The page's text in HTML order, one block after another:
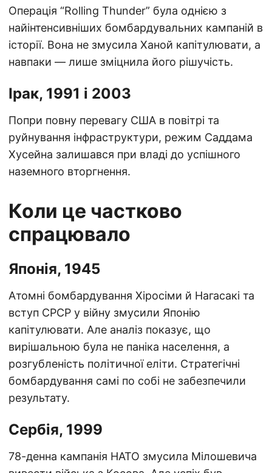
Операція “Rolling Thunder” була однією з
найінтенсивніших бомбардувальних кампаній в
історії. Вона не змусила Ханой капітулювати, а
навпаки — лише зміцнила його рішучість.
Ірак, 1991 і 2003
Попри повну перевагу США в повітрі та
руйнування інфраструктури, режим Саддама
Хусейна залишався при владі до успішного
наземного вторгнення.
Коли це частково
спрацювало
Японія, 1945
Атомні бомбардування Хіросіми й Нагасакі та
вступ СРСР у війну змусили Японію
капітулювати. Але аналіз показує, що
вирішальною була не паніка населення, а
розгубленість політичної еліти. Стратегічні
бомбардування самі по собі не забезпечили
результату.
Сербія, 1999
78-денна кампанія НАТО змусила Мілошевича